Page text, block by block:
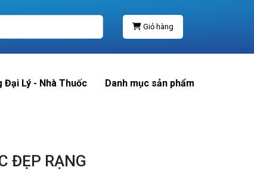
Giỏ hàng
Đại Lý - Nhà Thuốc Danh mục sản phẩm
ĐẸP RẠNG